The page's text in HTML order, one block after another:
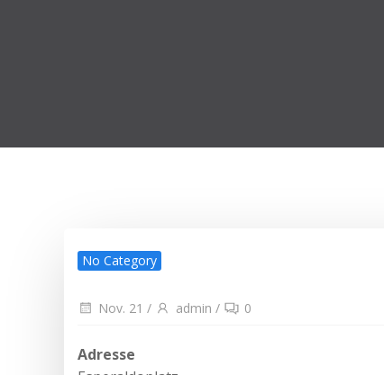
No Category
Nov. 21 / admin / 0
Adresse